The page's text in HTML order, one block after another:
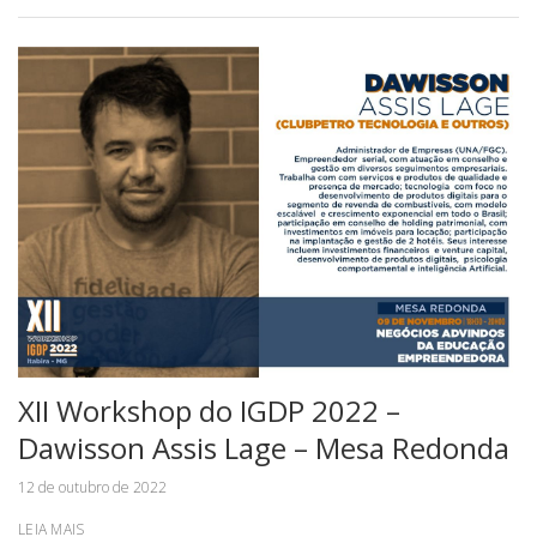
XII Workshop do IGDP 2022 –
Dawisson Assis Lage – Mesa Redonda
12 de outubro de 2022
LEIA MAIS